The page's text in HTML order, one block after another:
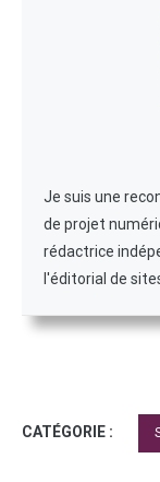
Je suis une
de projet
rédactrice
l'éditorial de
CATÉGORIE :